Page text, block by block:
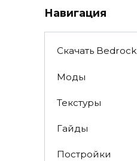
Навигация
Скачать Bedrock
Моды
Текстуры
Гайды
Постройки